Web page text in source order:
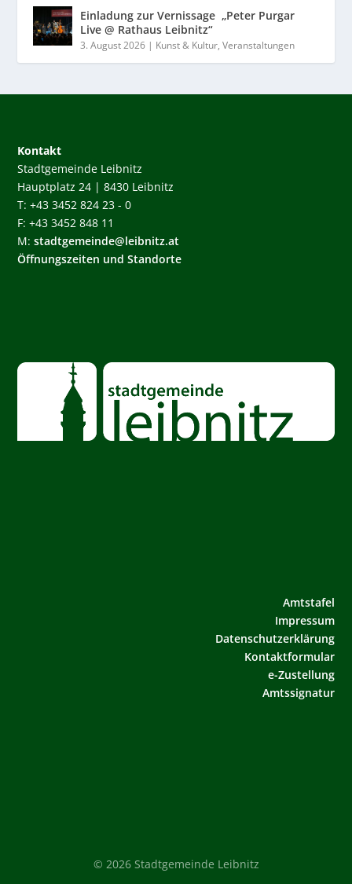
Einladung zur Vernissage „Peter Purgar
Live @ Rathaus Leibnitz“
3. August 2026 | Kunst & Kultur,Veranstaltungen
Kontakt
Stadtgemeinde Leibnitz
Hauptplatz 24 | 8430 Leibnitz
T: +43 3452 824 23 - 0
F: +43 3452 848 11
M:stadtgemeinde@leibnitz.at
Öffnungszeiten und Standorte
Amtstafel
Impressum
Datenschutzerklärung
Kontaktformular
e-Zustellung
Amtssignatur
© 2026 Stadtgemeinde Leibnitz